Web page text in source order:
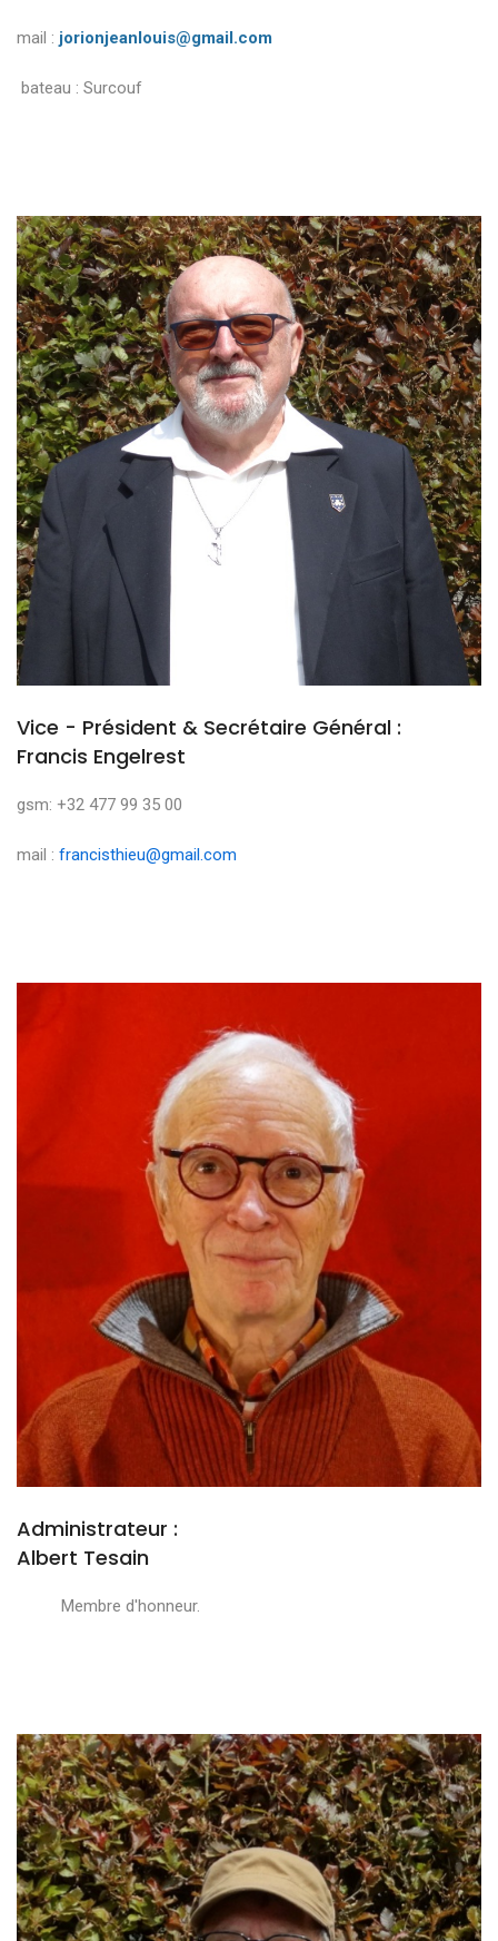
mail : jorionjeanlouis@gmail.com
bateau : Surcouf
Vice - Président & Secrétaire Général :
Francis Engelrest
gsm: +32 477 99 35 00
mail : francisthieu@gmail.com
Administrateur :
Albert Tesain
Membre d'honneur.